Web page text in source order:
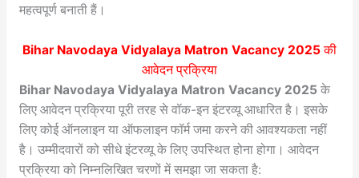
महत्वपूर्ण बनाती हैं।
Bihar Navodaya Vidyalaya Matron Vacancy 2025की
आवेदन प्रक्रिया
Bihar Navodaya Vidyalaya Matron Vacancy 2025 के
लिए आवेदन प्रक्रिया पूरी तरह से वॉक-इन इंटरव्यू आधारित है। इसके
लिए कोई ऑनलाइन या ऑफलाइन फॉर्म जमा करने की आवश्यकता नहीं
है। उम्मीदवारों को सीधे इंटरव्यू के लिए उपस्थित होना होगा। आवेदन
प्रक्रिया को निम्नलिखित चरणों में समझा जा सकता है: